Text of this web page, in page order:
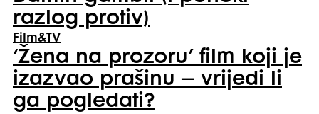
razlog protiv)
Film&TV
‘Žena na prozoru’ film koji je
izazvao prašinu – vrijedi li
ga pogledati?